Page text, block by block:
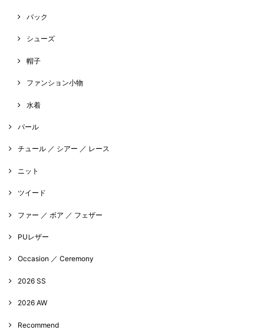
バック
シューズ
帽子
ファンション小物
水着
パール
チュール ／ シアー ／ レース
ニット
ツイード
ファー ／ ボア ／ フェザー
PUレザー
Occasion ／ Ceremony
2026 SS
2026 AW
Recommend